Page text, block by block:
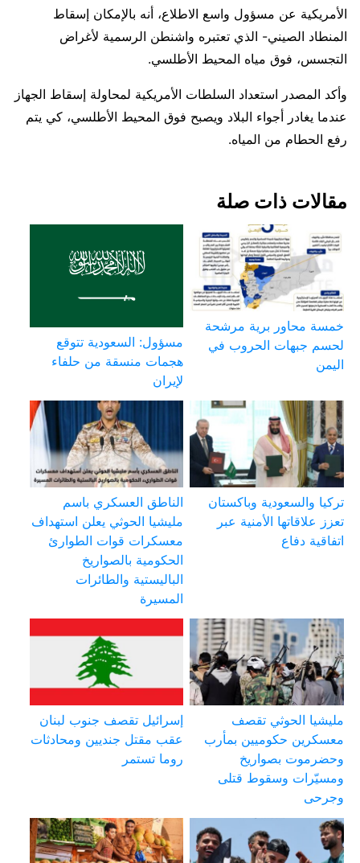
الأمريكية عن مسؤول واسع الاطلاع، أنه بالإمكان إسقاط
المنطاد الصيني- الذي تعتبره واشنطن الرسمية لأغراض
التجسس، فوق مياه المحيط الأطلسي.
وأكد المصدر استعداد السلطات الأمريكية لمحاولة إسقاط الجهاز
عندما يغادر أجواء البلاد ويصبح فوق المحيط الأطلسي، كي يتم
رفع الحطام من المياه.
مقالات ذات صلة
خمسة محاور برية مرشحة
لحسم جبهات الحروب في
اليمن
مسؤول: السعودية تتوقع
هجمات منسقة من حلفاء
لإيران
تركيا والسعودية وباكستان
تعزز علاقاتها الأمنية عبر
اتفاقية دفاع
الناطق العسكري باسم
مليشيا الحوثي يعلن استهداف
معسكرات قوات الطوارئ
الحكومية بالصواريخ
الباليستية والطائرات
المسيرة
مليشيا الحوثي تقصف
معسكرين حكوميين بمأرب
وحضرموت بصواريخ
ومسيّرات وسقوط قتلى
وجرحى
إسرائيل تقصف جنوب لبنان
عقب مقتل جنديين ومحادثات
روما تستمر